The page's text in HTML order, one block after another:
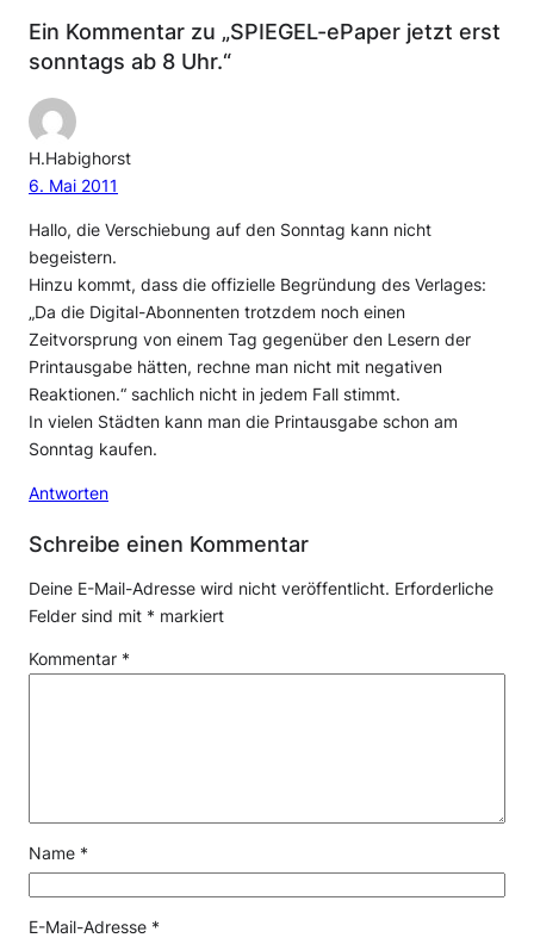
Ein Kommentar zu „SPIEGEL-ePaper jetzt erst
sonntags ab 8 Uhr.“
H.Habighorst
6. Mai 2011
Hallo, die Verschiebung auf den Sonntag kann nicht
begeistern.
Hinzu kommt, dass die offizielle Begründung des Verlages:
„Da die Digital-Abonnenten trotzdem noch einen
Zeitvorsprung von einem Tag gegenüber den Lesern der
Printausgabe hätten, rechne man nicht mit negativen
Reaktionen.“ sachlich nicht in jedem Fall stimmt.
In vielen Städten kann man die Printausgabe schon am
Sonntag kaufen.
Antworten
Schreibe einen Kommentar
Deine E-Mail-Adresse wird nicht veröffentlicht. Erforderliche
Felder sind mit * markiert
Kommentar *
Name *
E-Mail-Adresse *